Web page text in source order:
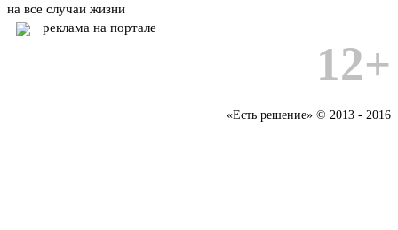
на все случаи жизни
реклама на портале
12+
«Есть решение» © 2013 - 2016